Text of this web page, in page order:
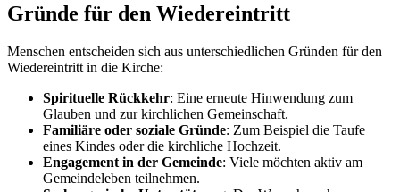
Gründe für den Wiedereintritt
Menschen entscheiden sich aus unterschiedlichen Gründen für den
Wiedereintritt in die Kirche:
Spirituelle Rückkehr: Eine erneute Hinwendung zum
Glauben und zur kirchlichen Gemeinschaft.
Familiäre oder soziale Gründe: Zum Beispiel die Taufe
eines Kindes oder die kirchliche Hochzeit.
Engagement in der Gemeinde: Viele möchten aktiv am
Gemeindeleben teilnehmen.